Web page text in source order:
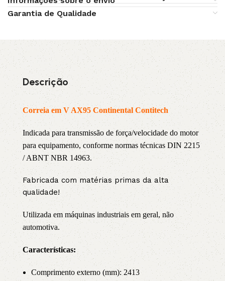
Garantia de Qualidade
Descrição
Correia em V AX95 Continental Contitech
Indicada para transmissão de força/velocidade do motor
para equipamento, conforme normas técnicas DIN 2215
/ ABNT NBR 14963.
Fabricada com matérias primas da alta
qualidade!
Utilizada em máquinas industriais em geral, não
automotiva.
Características:
Comprimento externo (mm): 2413